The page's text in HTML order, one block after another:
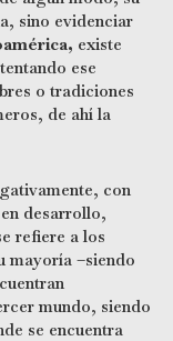
sino evidenciar
existe
ese
o tradiciones
de ahí la
con
desarrollo,
refiere a los
mayoría –siendo
mundo, siendo
se encuentra